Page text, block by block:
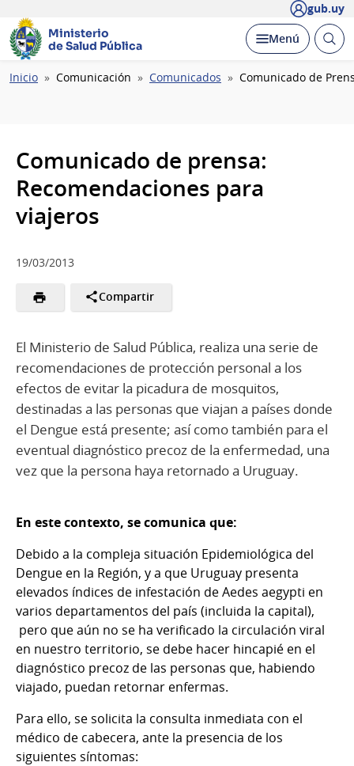
gub.uy
Ministerio
de Salud Pública
Desplegar
Menú Abrir
Ruta
Inicio Comunicación Comunicados Comunicado de
Comunicado de prensa:
Recomendaciones para
viajeros
19/03/2013
Compartir
El Ministerio de Salud Pública, realiza una serie de
recomendaciones de protección personal a los
efectos de evitar la picadura de mosquitos,
destinadas a las personas que viajan a países donde
el Dengue está presente; así como también para el
eventual diagnóstico precoz de la enfermedad, una
vez que la persona haya retornado a Uruguay.
En este contexto, se comunica que:
Debido a la compleja situación Epidemiológica del
Dengue en la Región, y a que Uruguay presenta
elevados índices de infestación de Aedes aegypti en
varios departamentos del país (incluida la capital),
pero que aún no se ha verificado la circulación viral
en nuestro territorio, se debe hacer hincapié en el
diagnóstico precoz de las personas que, habiendo
viajado, puedan retornar enfermas.
Para ello, se solicita la consulta inmediata con el
médico de cabecera, ante la presencia de los
siguientes síntomas: